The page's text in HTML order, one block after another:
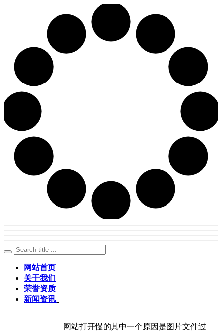
网站首页
关于我们
荣誉资质
新闻资讯
网站打开慢的其中一个原因是图片文件过